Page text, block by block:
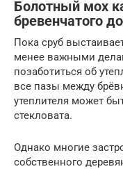
Болотный мох
бревенчатого
Пока сруб
менее важными
позаботиться об
все пазы между
утеплителя может
стекловата.
Однако многие
собственного